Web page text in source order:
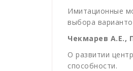
Имитационные
выбора
Чекмарев А.Е.,
О развитии
способности.